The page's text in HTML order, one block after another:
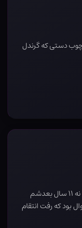
دستی که گرندل
آریانا ۶ سال داشت که براش اون اتفاق افتاد نه ۱۱ سال بعدشم
بود که رفت انتقام